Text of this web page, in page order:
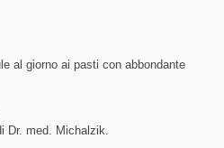
al giorno ai pasti con abbondante
Dr. med. Michalzik.